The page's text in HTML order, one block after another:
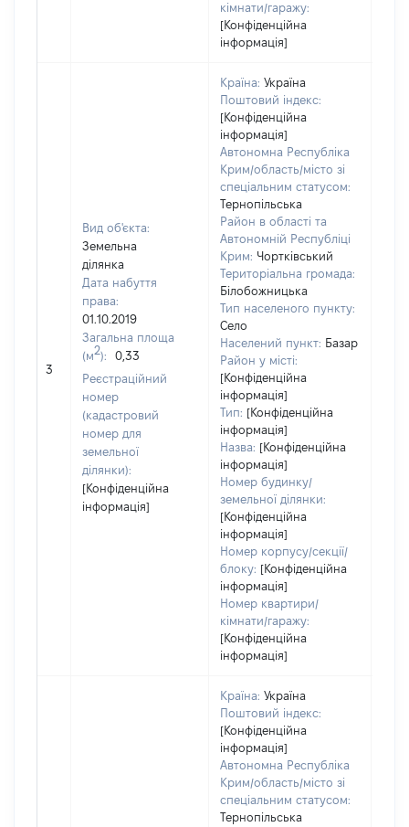
кімнати/гаражу:
[Конфіденційна
інформація]
3
Вид об'єкта:
Земельна
ділянка
Дата набуття
права:
01.10.2019
Загальна площа
(м2):
0,33
Реєстраційний
номер
(кадастровий
номер для
земельної
ділянки):
[Конфіденційна
інформація]
Країна: Україна
Поштовий індекс:
[Конфіденційна
інформація]
Автономна Республіка
Крим/область/місто зі
спеціальним статусом:
Тернопільська
Район в області та
Автономній Республіці
Крим: Чортківський
Територіальна громада:
Білобожницька
Тип населеного пункту:
Село
Населений пункт: Базар
Район у місті:
[Конфіденційна
інформація]
Тип: [Конфіденційна
інформація]
Назва: [Конфіденційна
інформація]
Номер будинку/
земельної ділянки:
[Конфіденційна
інформація]
Номер корпусу/секції/
блоку: [Конфіденційна
інформація]
Номер квартири/
кімнати/гаражу:
[Конфіденційна
інформація]
Країна: Україна
Поштовий індекс:
[Конфіденційна
інформація]
Автономна Республіка
Крим/область/місто зі
спеціальним статусом:
Тернопільська